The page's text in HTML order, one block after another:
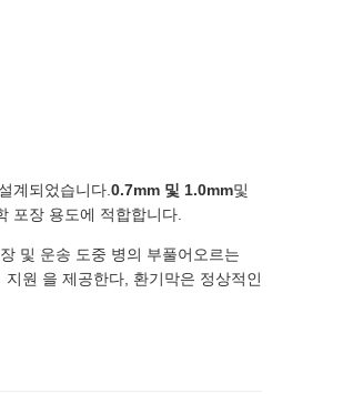
계되었습니다. 0.7mm 및 1.0mm및
포장 용도에 적합합니다.
및 운송 도중 병의 부풀어오르는
원 을 제공한다, 환기막은 정상적인